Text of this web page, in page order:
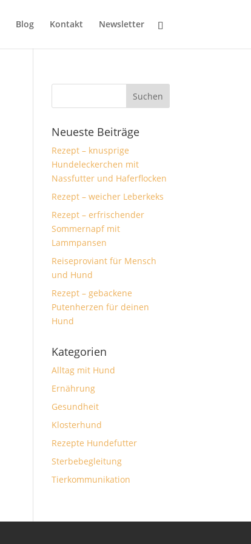
Blog Kontakt Newsletter
Neueste Beiträge
Rezept – knusprige
Hundeleckerchen mit
Nassfutter und Haferflocken
Rezept – weicher Leberkeks
Rezept – erfrischender
Sommernapf mit
Lammpansen
Reiseproviant für Mensch
und Hund
Rezept – gebackene
Putenherzen für deinen
Hund
Kategorien
Alltag mit Hund
Ernährung
Gesundheit
Klosterhund
Rezepte Hundefutter
Sterbebegleitung
Tierkommunikation